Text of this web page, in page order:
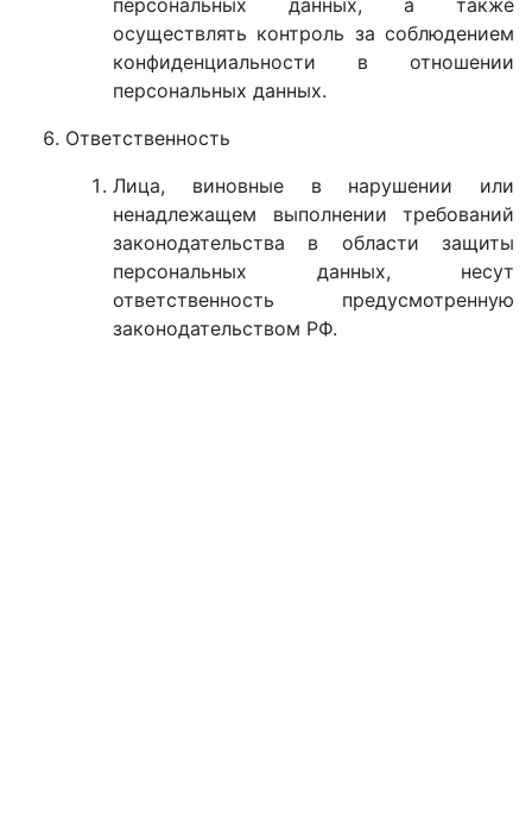
персональных данных, а также
осуществлять контроль за соблюдением
конфиденциальности в отношении
персональных данных.
Ответственность
Лица, виновные в нарушении или
ненадлежащем выполнении требований
законодательства в области защиты
персональных данных, несут
ответственность предусмотренную
законодательством РФ.